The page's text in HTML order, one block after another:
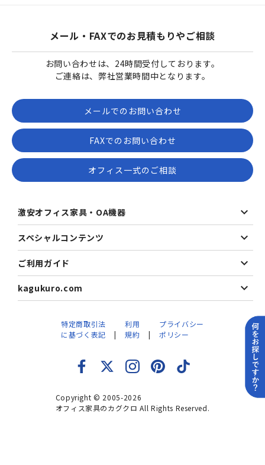
メール・FAXでのお見積もりやご相談
お問い合わせは、24時間受付しております。
ご連絡は、弊社営業時間中となります。
メールでのお問い合わせ
FAXでのお問い合わせ
オフィス一式のご相談
激安オフィス家具・OA機器
スペシャルコンテンツ
ご利用ガイド
kagukuro.com
Copyright © 2005-2026
オフィス家具のカグクロ All Rights Reserved.
特定商取引法
に基づく表記
利用
規約
プライバシー
ポリシー